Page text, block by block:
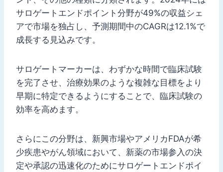
サロゲートエンドポイント分野が49%の収益シェ
アで市場を独占し、予測期間中のCAGRは12.1%で
成長する見込みです。
サロゲートマーカーは、わずかな時間で臨床試験
を完了させ、治療効果のような複雑な目標をより
早期に特定できるようにすることで、臨床試験の
効率を高めます。
さらにこの分野は、新興市場やアメリカFDAが希
少疾患やがん領域において、新薬の市場参入の決
定や承認の迅速化のためにサロゲートエンドポイ